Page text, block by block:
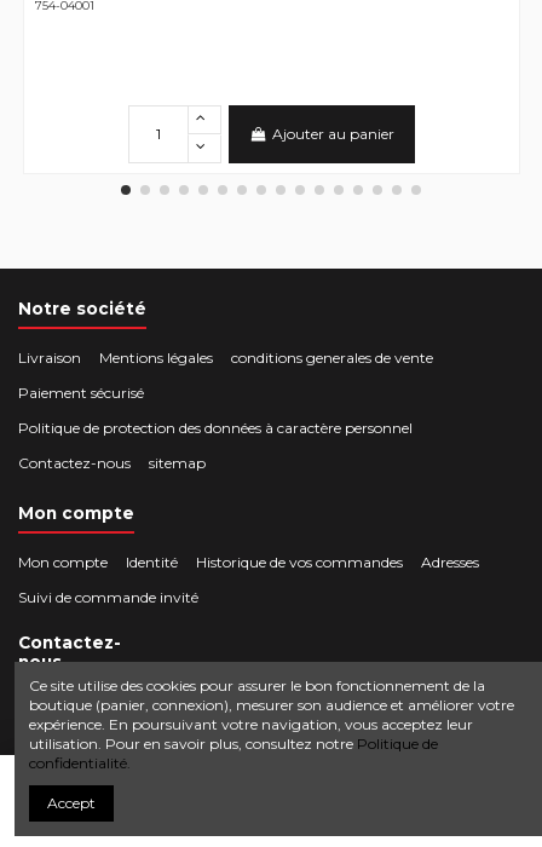
754-04001
Ajouter au panier
Notre société
Livraison Mentions légales
conditions generales de vente
Paiement sécurisé
Politique de protection des données à caractère personnel
Contactez-nous
sitemap
Mon compte
Mon compte Identité Historique de vos commandes
Adresses
Suivi de commande invité
Contactez-
nous
Crocbois-motoculture.com
50 route de Villefort 48800 Pied-de-Borne
0624436257
contact@crocbois-motoculture.com
© Copyright 2025 Crocbois-motoculture.com. All Rights Reserved.
Ce site utilise des cookies pour assurer le bon fonctionnement de la
boutique (panier, connexion), mesurer son audience et améliorer votre
expérience. En poursuivant votre navigation, vous acceptez leur
utilisation. Pour en savoir plus, consultez notre Politique de
confidentialité.
Accept